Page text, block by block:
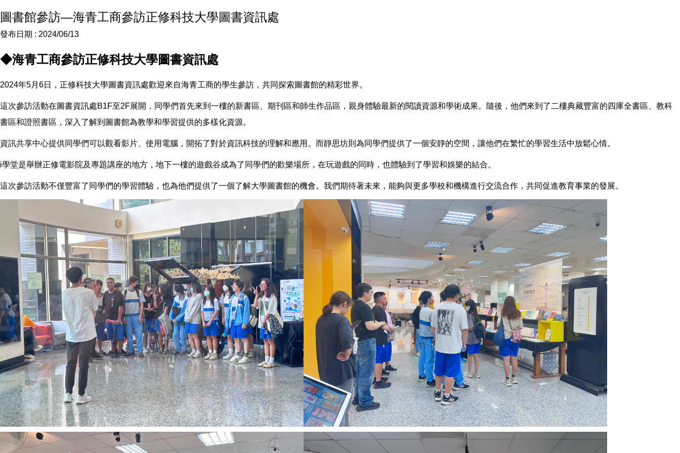
圖書館參訪—海青工商參訪正修科技大學圖書資訊處
發布日期 : 2024/06/13
◆海青工商參訪正修科技大學圖書資訊處
2024年5月6日，正修科技大學圖書資訊處歡迎來自海青工商的學生參訪，共同探索圖書館的精彩世界。
這次參訪活動在圖書資訊處B1F至2F展開，同學們首先來到一樓的新書區、期刊區和師生作品區，親身體驗最新的閱讀資源和學術成果。隨後，他們來到了二樓典藏豐富的四庫全書區、教科
書區和證照書區，深入了解到圖書館為教學和學習提供的多樣化資源。
資訊共享中心提供同學們可以觀看影片、使用電腦，開拓了對於資訊科技的理解和應用。而靜思坊則為同學們提供了一個安靜的空間，讓他們在繁忙的學習生活中放鬆心情。
i學堂是舉辦正修電影院及專題講座的地方，地下一樓的遊戲谷成為了同學們的歡樂場所，在玩遊戲的同時，也體驗到了學習和娛樂的結合。
這次參訪活動不僅豐富了同學們的學習體驗，也為他們提供了一個了解大學圖書館的機會。我們期待著未來，能夠與更多學校和機構進行交流合作，共同促進教育事業的發展。